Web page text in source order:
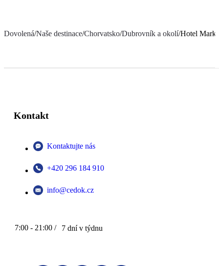
Dovolená/Naše destinace/Chorvatsko/Dubrovník a okolí/Hotel
Kontakt
Kontaktujte nás
+420 296 184 910
info@cedok.cz
7:00 - 21:00 / 7 dní v týdnu